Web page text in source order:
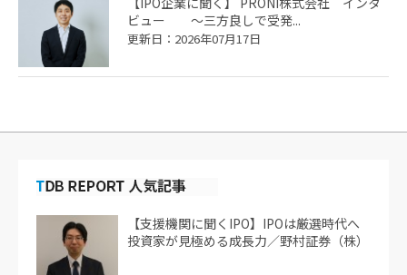
ビュー ～三方良しで受発...
更新日：2026年07月17日
【支援機関に聞くIPO】IPOは厳選時代へ
投資家が見極める成長力／野村証券（株）